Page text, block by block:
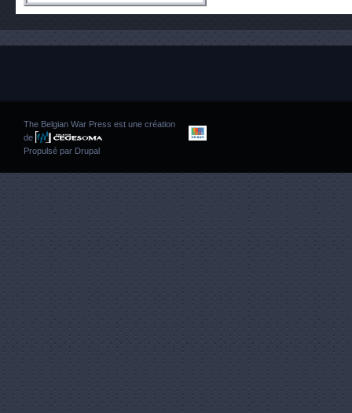
The Belgian War Press est une création
de
Propulsé par Drupal